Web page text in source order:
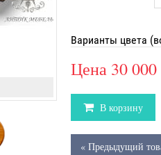
Варианты цвета
Цена 30
В корзину
« Предыдущий